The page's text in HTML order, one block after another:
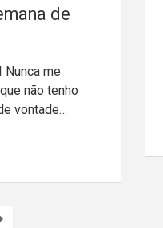
de
Nunca me
não tenho
vontade…